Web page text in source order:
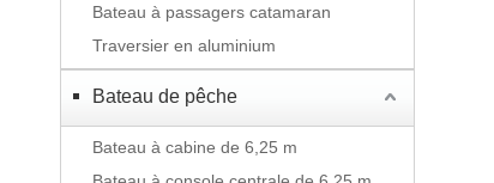
Bateau à passagers catamaran
Traversier en aluminium
Bateau de pêche
Bateau à cabine de 6,25 m